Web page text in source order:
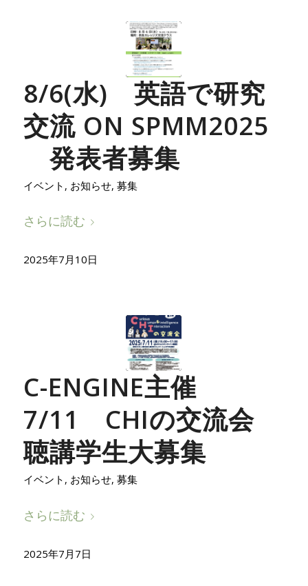
8/6(水) 英語で研究
交流 ON SPMM2025
発表者募集
イベント , お知らせ, 募集
さらに読む
2025年7月10日
C-ENGINE主催
7/11 CHIの交流会
聴講学生大募集
イベント , お知らせ, 募集
さらに読む
2025年7月7日